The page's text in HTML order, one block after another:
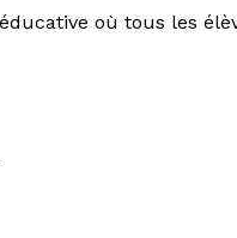
où tous les